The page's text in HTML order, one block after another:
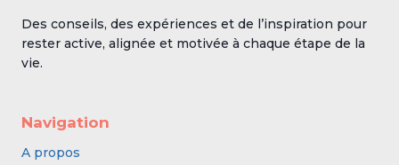
Des conseils, des expériences et de l’inspiration pour
rester active, alignée et motivée à chaque étape de la
vie.
Navigation
A propos